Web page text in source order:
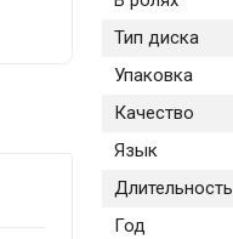
Тип диска
Упаковка
Качество
Язык
Длительность
Год